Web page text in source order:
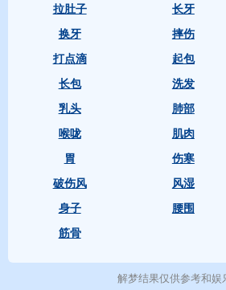
拉肚子 长牙
换牙 摔伤
打点滴 起包
长包 洗发
乳头 肺部
喉咙 肌肉
胃 伤寒
破伤风 风湿
身子 腰围
筋骨
解梦结果仅供参考和娱